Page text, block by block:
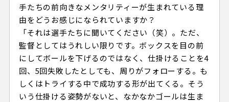
手たちの前向きなメンタリティーが生まれている理
由をどうお感じになられていますか？
「それは選手たちに聞いてください（笑）。ただ、
監督としてはうれしい限りです。ボックスを目の前
にしてボールを下げるのではなく、仕掛けることを4
回、5回失敗したとしても、周りがフォローする。も
しくはトライする中で成功する形が出てくる。そう
いう仕掛ける姿勢がないと、なかなかゴールは生ま